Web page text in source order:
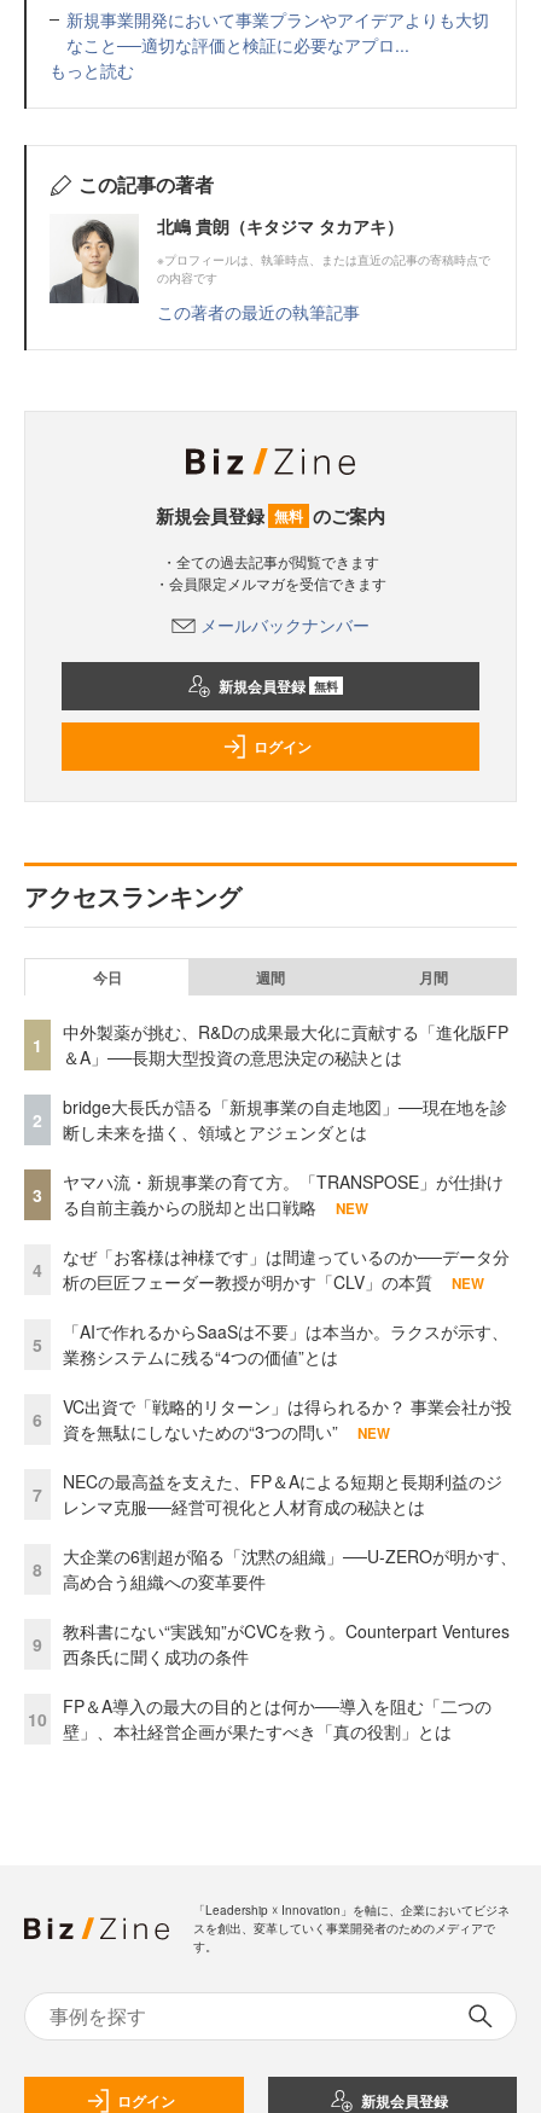
新規事業開発において事業プランやアイデアよりも大切
なこと──適切な評価と検証に必要なアプロ...
もっと読む
この記事の著者
北嶋 貴朗（キタジマ タカアキ）
※プロフィールは、執筆時点、または直近の記事の寄稿時点で
の内容です
この著者の最近の執筆記事
新規会員登録 無料 のご案内
・全ての過去記事が閲覧できます
・会員限定メルマガを受信できます
メールバックナンバー
新規会員登録 無料
ログイン
アクセスランキング
今日 週間 月間
1
中外製薬が挑む、R&Dの成果最大化に貢献する「進化版FP
＆A」──長期大型投資の意思決定の秘訣とは
2
bridge大長氏が語る「新規事業の自走地図」──現在地を診
断し未来を描く、領域とアジェンダとは
3
ヤマハ流・新規事業の育て方。「TRANSPOSE」が仕掛け
る自前主義からの脱却と出口戦略
NEW
4
なぜ「お客様は神様です」は間違っているのか──データ分
析の巨匠フェーダー教授が明かす「CLV」の本質
NEW
5
「AIで作れるからSaaSは不要」は本当か。ラクスが示す、
業務システムに残る“4つの価値”とは
6
VC出資で「戦略的リターン」は得られるか？ 事業会社が投
資を無駄にしないための“3つの問い”
NEW
7
NECの最高益を支えた、FP＆Aによる短期と長期利益のジ
レンマ克服──経営可視化と人材育成の秘訣とは
8
大企業の6割超が陥る「沈黙の組織」──U-ZEROが明かす、
高め合う組織への変革要件
9
教科書にない“実践知”がCVCを救う。Counterpart Ventures
西条氏に聞く成功の条件
10
FP＆A導入の最大の目的とは何か──導入を阻む「二つの
壁」、本社経営企画が果たすべき「真の役割」とは
「Leadership ☓ Innovation」を軸に、企業においてビジネ
スを創出、変革していく事業開発者のためのメディアで
す。
ログイン 新規会員登録